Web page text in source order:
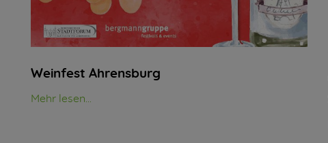
Weinfest Ahrensburg
Mehr lesen...